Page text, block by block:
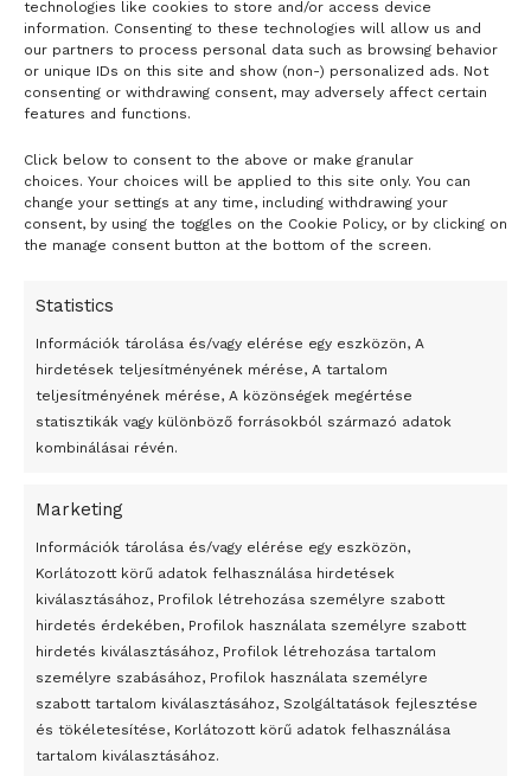
technologies like cookies to store and/or access device
information. Consenting to these technologies will allow us and
our partners to process personal data such as browsing behavior
or unique IDs on this site and show (non-) personalized ads. Not
consenting or withdrawing consent, may adversely affect certain
features and functions.
Click below to consent to the above or make granular
choices. Your choices will be applied to this site only. You can
change your settings at any time, including withdrawing your
consent, by using the toggles on the Cookie Policy, or by clicking on
the manage consent button at the bottom of the screen.
Statistics
Információk tárolása és/vagy elérése egy eszközön, A
hirdetések teljesítményének mérése, A tartalom
teljesítményének mérése, A közönségek megértése
statisztikák vagy különböző forrásokból származó adatok
kombinálásai révén.
Marketing
Információk tárolása és/vagy elérése egy eszközön,
Korlátozott körű adatok felhasználása hirdetések
kiválasztásához, Profilok létrehozása személyre szabott
hirdetés érdekében, Profilok használata személyre szabott
hirdetés kiválasztásához, Profilok létrehozása tartalom
személyre szabásához, Profilok használata személyre
szabott tartalom kiválasztásához, Szolgáltatások fejlesztése
és tökéletesítése, Korlátozott körű adatok felhasználása
tartalom kiválasztásához.
- H I R D E T É S -
Átmenetileg szünetelnek az összecsapások Bahmutnál
Egy vagyonért adták el Banksy művét miután elégették.
Az 1950-ben elhunyt alkotók művei szabadon
felhasználhatóvá válnak
Megváltoztatják a montenegrói egyházügyi törvény